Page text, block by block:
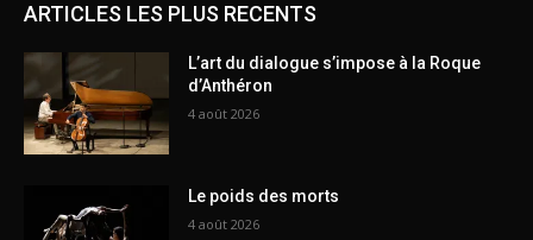
ARTICLES LES PLUS RECENTS
L’art du dialogue s’impose à la Roque
d’Anthéron
4 août 2026
Le poids des morts
4 août 2026